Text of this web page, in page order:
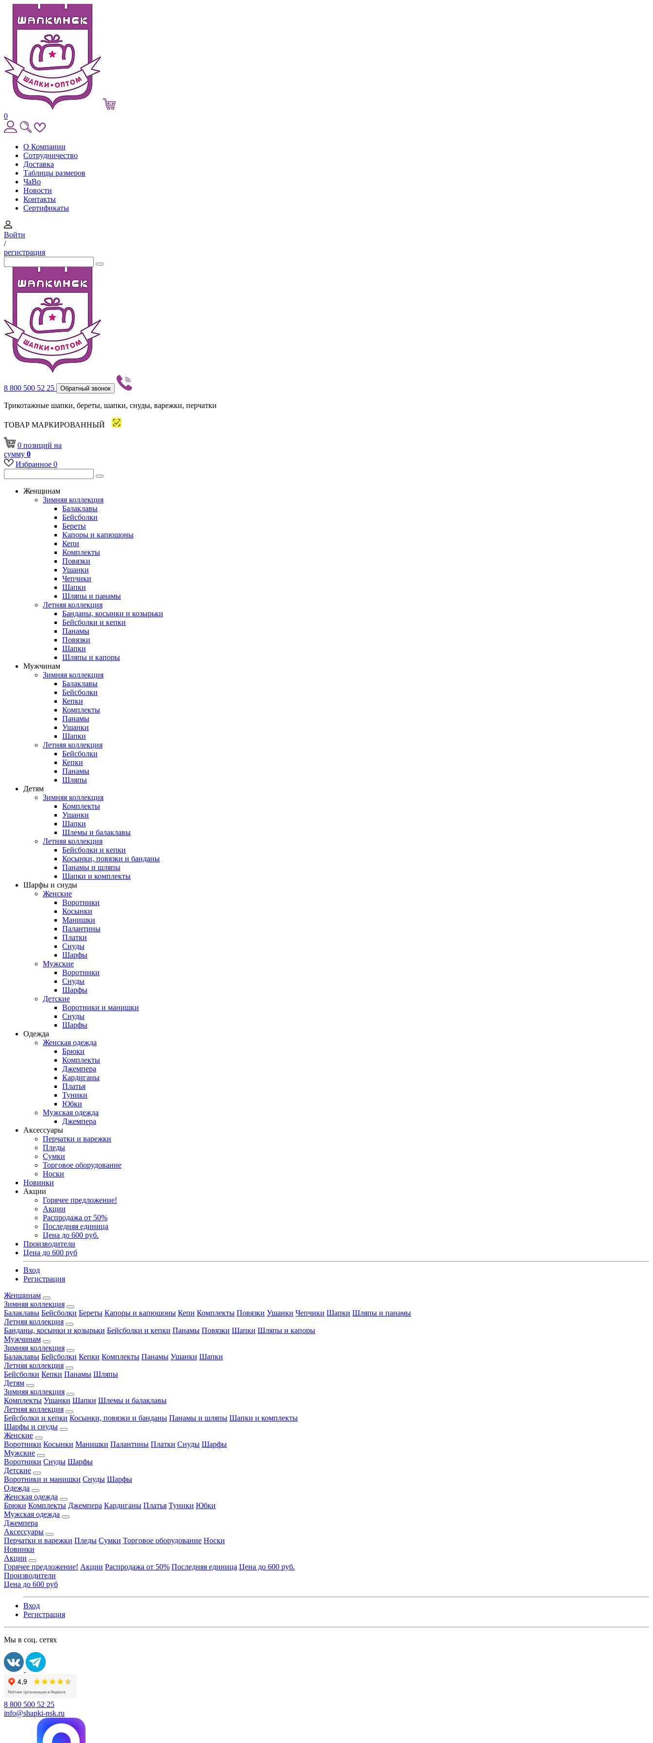
0
О Компании
Сотрудничество
Доставка
Таблицы размеров
ЧаВо
Новости
Контакты
Сертификаты
Войти
/
регистрация
8 800 500 52 25 Обратный звонок
Трикотажные шапки, береты, шапки, снуды, варежки, перчатки
ТОВАР МАРКИРОВАННЫЙ
0 позиций на
сумму 0
Избранное 0
Женщинам
Зимняя коллекция
Балаклавы
Бейсболки
Береты
Капоры и капюшоны
Кепи
Комплекты
Повязки
Ушанки
Чепчики
Шапки
Шляпы и панамы
Летняя коллекция
Банданы, косынки и козырьки
Бейсболки и кепки
Панамы
Повязки
Шапки
Шляпы и капоры
Мужчинам
Зимняя коллекция
Балаклавы
Бейсболки
Кепки
Комплекты
Панамы
Ушанки
Шапки
Летняя коллекция
Бейсболки
Кепки
Панамы
Шляпы
Детям
Зимняя коллекция
Комплекты
Ушанки
Шапки
Шлемы и балаклавы
Летняя коллекция
Бейсболки и кепки
Косынки, повязки и банданы
Панамы и шляпы
Шапки и комплекты
Шарфы и снуды
Женские
Воротники
Косынки
Манишки
Палантины
Платки
Снуды
Шарфы
Мужские
Воротники
Снуды
Шарфы
Детские
Воротники и манишки
Снуды
Шарфы
Одежда
Женская одежда
Брюки
Комплекты
Джемпера
Кардиганы
Платья
Туники
Юбки
Мужская одежда
Джемпера
Аксессуары
Перчатки и варежки
Пледы
Сумки
Торговое оборудование
Носки
Новинки
Акции
Горячее предложение!
Акции
Распродажа от 50%
Последняя единица
Цена до 600 руб.
Производители
Цена до 600 руб
Вход
Регистрация
Женщинам
Зимняя коллекция
Балаклавы Бейсболки Береты Капоры и капюшоны Кепи Комплекты Повязки Ушанки Чепчики Шапки Шляпы и панамы
Летняя коллекция
Банданы, косынки и козырьки Бейсболки и кепки Панамы Повязки Шапки Шляпы и капоры
Мужчинам
Зимняя коллекция
Балаклавы Бейсболки Кепки Комплекты Панамы Ушанки Шапки
Летняя коллекция
Бейсболки Кепки Панамы Шляпы
Детям
Зимняя коллекция
Комплекты Ушанки Шапки Шлемы и балаклавы
Летняя коллекция
Бейсболки и кепки Косынки, повязки и банданы Панамы и шляпы Шапки и комплекты
Шарфы и снуды
Женские
Воротники Косынки Манишки Палантины Платки Снуды Шарфы
Мужские
Воротники Снуды Шарфы
Детские
Воротники и манишки Снуды Шарфы
Одежда
Женская одежда
Брюки Комплекты Джемпера Кардиганы Платья Туники Юбки
Мужская одежда
Джемпера
Аксессуары
Перчатки и варежки Пледы Сумки Торговое оборудование Носки
Новинки
Акции
Горячее предложение! Акции Распродажа от 50% Последняя единица Цена до 600 руб.
Производители
Цена до 600 руб
Вход
Регистрация
Мы в соц. сетях
8 800 500 52 25
info@shapki-nsk.ru